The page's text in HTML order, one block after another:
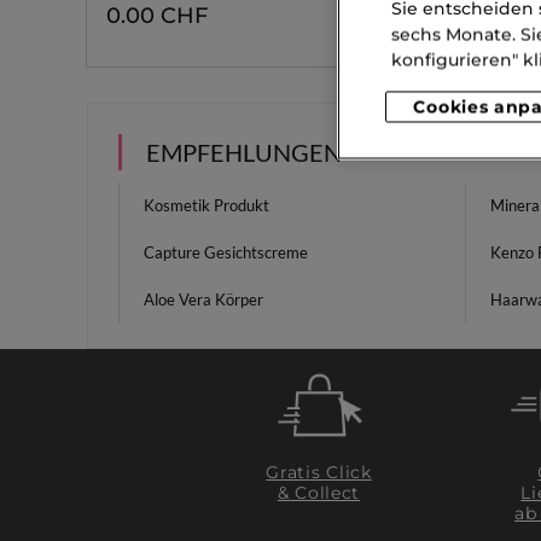
0.00 CHF 0.00
EMPFEHLUNGEN
Kosmetik Produkt
Capture Gesichtscreme Kenzo
Aloe Vera Körper
Gratis Click
& Collect
ab
Sie entscheiden
sechs Monate.
konfigurieren"
Cookies